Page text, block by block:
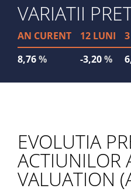
VARIATII
AN CURENT 12 LUNI
8,76% -3,20%
EVOLUTIA
ACTIUNILOR
VALUATION